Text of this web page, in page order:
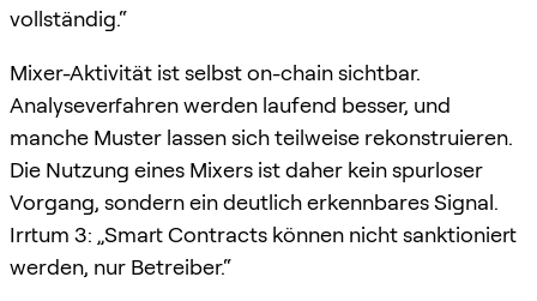
vollständig.“
Mixer-Aktivität ist selbst on-chain sichtbar.
Analyseverfahren werden laufend besser, und
manche Muster lassen sich teilweise rekonstruieren.
Die Nutzung eines Mixers ist daher kein spurloser
Vorgang, sondern ein deutlich erkennbares Signal.
Irrtum 3: „Smart Contracts können nicht sanktioniert
werden, nur Betreiber.“